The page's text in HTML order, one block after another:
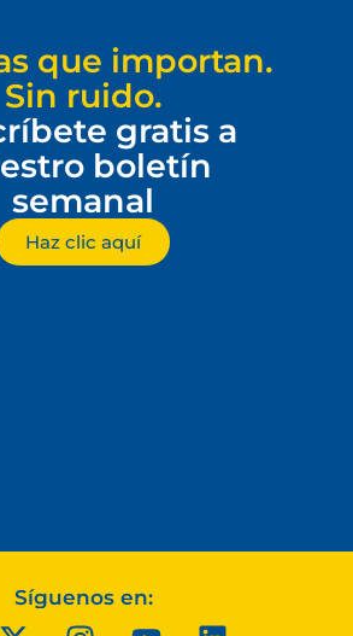
que importan.
Sin ruido.
gratis a
boletín
semanal
Haz clic aquí
Síguenos en: